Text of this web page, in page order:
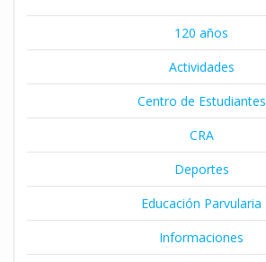
120 años
Actividades
Centro de Estudiantes
CRA
Deportes
Educación Parvularia
Informaciones